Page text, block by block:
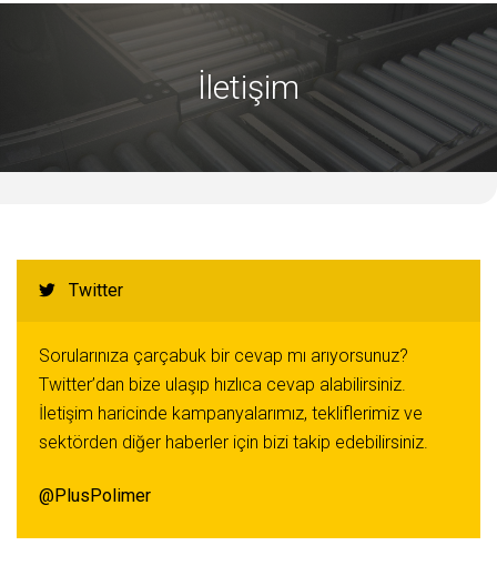
İletişim
Twitter
Sorularınıza çarçabuk bir cevap mı arıyorsunuz?
Twitter’dan bize ulaşıp hızlıca cevap alabilirsiniz.
İletişim haricinde kampanyalarımız, tekliflerimiz ve
sektörden diğer haberler için bizi takip edebilirsiniz.
@PlusPolimer